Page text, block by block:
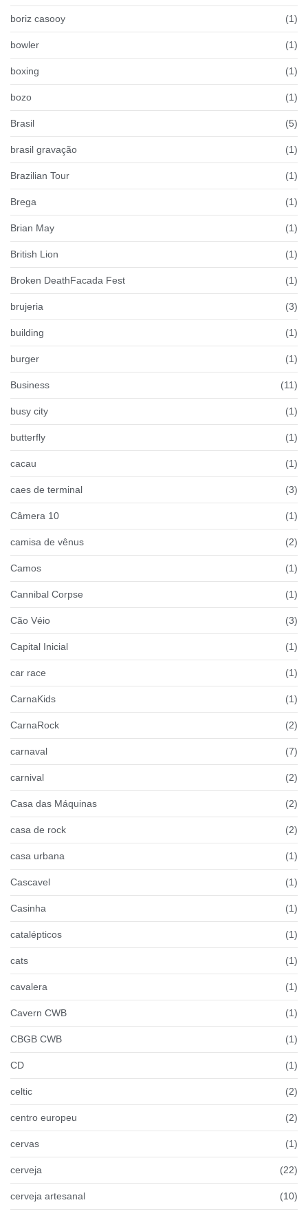
boriz casooy (1)
bowler (1)
boxing (1)
bozo (1)
Brasil (5)
brasil gravação (1)
Brazilian Tour (1)
Brega (1)
Brian May (1)
British Lion (1)
Broken DeathFacada Fest (1)
brujeria (3)
building (1)
burger (1)
Business (11)
busy city (1)
butterfly (1)
cacau (1)
caes de terminal (3)
Câmera 10 (1)
camisa de vênus (2)
Camos (1)
Cannibal Corpse (1)
Cão Véio (3)
Capital Inicial (1)
car race (1)
CarnaKids (1)
CarnaRock (2)
carnaval (7)
carnival (2)
Casa das Máquinas (2)
casa de rock (2)
casa urbana (1)
Cascavel (1)
Casinha (1)
catalépticos (1)
cats (1)
cavalera (1)
Cavern CWB (1)
CBGB CWB (1)
CD (1)
celtic (2)
centro europeu (2)
cervas (1)
cerveja (22)
cerveja artesanal (10)